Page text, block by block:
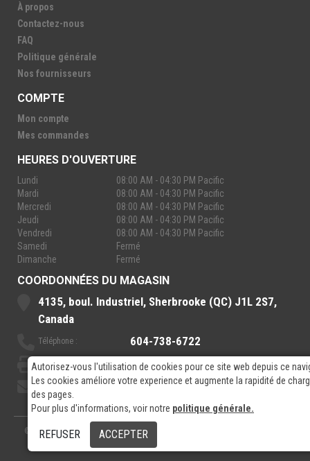
Autorisez-vous l'utilisation de cookies pour ce site web depuis ce
Les cookies améliore votre experience et augmente la rapidité de
des pages.
Pour plus d'informations, voir notre politique générale.
REFUSER ACCEPTER
À propos
Contactez-nous
FAQ
Politique générale
Nos fournisseurs
© 2026- RP Electronics
COMPTE
Mon compte
Mes commandes
HEURES D'OUVERTURE
Lundi
08:00 AM - 04:30 PM Pacific
Mardi
08:00 AM - 04:30 PM Pacific
Mercredi
08:00 AM - 04:30 PM Pacific
Jeudi
08:00 AM - 04:30 PM Pacific
Vendredi
08:00 AM - 04:30 PM Pacific
Samedi
Fermé
Dimanche
Fermé
COORDONNÉES DU MAGASIN
4135, boul. Industriel, Sherbrooke (QC) J1L 2S7,
Canada
Téléphone : 604-738-6722
Sans-Frais : 888-921-7770
Courriel: sales@rpelectronics.com